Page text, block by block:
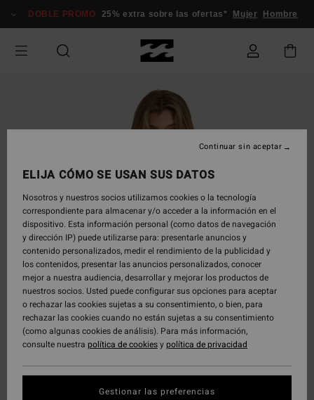
información
DOBLE PROMO 25% extra sobre las ofertas* Mujer Hombre
ELIJA CÓMO SE USAN SUS DATOS
Nosotros y nuestros socios utilizamos cookies o la tecnología
correspondiente para almacenar y/o acceder a la información en el
dispositivo. Esta información personal (como datos de navegación
y dirección IP) puede utilizarse para: presentarle anuncios y
contenido personalizados, medir el rendimiento de la publicidad y
los contenidos, presentar las anuncios personalizados, conocer
mejor a nuestra audiencia, desarrollar y mejorar los productos de
nuestros socios. Usted puede configurar sus opciones para aceptar
o rechazar las cookies sujetas a su consentimiento, o bien, para
rechazar las cookies cuando no están sujetas a su consentimiento
(como algunas cookies de análisis). Para más información,
consulte nuestra política de cookiesypolítica de privacidad
Gestionar las preferencias
Continuar sin aceptar